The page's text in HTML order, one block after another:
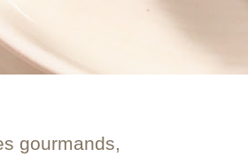
gourmands,